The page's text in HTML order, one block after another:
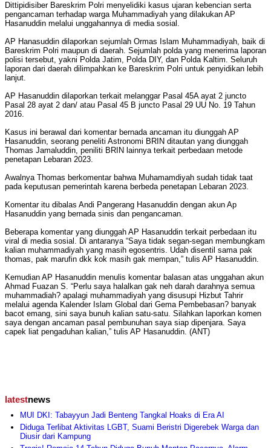
Dittipidisiber Bareskrim Polri menyelidiki kasus ujaran kebencian serta
pengancaman terhadap warga Muhammadiyah yang dilakukan AP
Hasanuddin melalui unggahannya di media sosial.
AP Hanasuddin dilaporkan sejumlah Ormas Islam Muhammadiyah, baik di
Bareskrim Polri maupun di daerah. Sejumlah polda yang menerima laporan
polisi tersebut, yakni Polda Jatim, Polda DIY, dan Polda Kaltim. Seluruh
laporan dari daerah dilimpahkan ke Bareskrim Polri untuk penyidikan lebih
lanjut.
AP Hasanuddin dilaporkan terkait melanggar Pasal 45A ayat 2 juncto
Pasal 28 ayat 2 dan/ atau Pasal 45 B juncto Pasal 29 UU No. 19 Tahun
2016.
Kasus ini berawal dari komentar bernada ancaman itu diunggah AP
Hasanuddin, seorang peneliti Astronomi BRIN ditautan yang diunggah
Thomas Jamaluddin, peniliti BRIN lainnya terkait perbedaan metode
penetapan Lebaran 2023.
Awalnya Thomas berkomentar bahwa Muhamamdiyah sudah tidak taat
pada keputusan pemerintah karena berbeda penetapan Lebaran 2023.
Komentar itu dibalas Andi Pangerang Hasanuddin dengan akun Ap
Hasanuddin yang bernada sinis dan pengancaman.
Beberapa komentar yang diunggah AP Hasanuddin terkait perbedaan itu
viral di media sosial. Di antaranya “Saya tidak segan-segan membungkam
kalian muhammadiyah yang masih egosentris. Udah disentil sama pak
thomas, pak marufin dkk kok masih gak mempan,” tulis AP Hasanuddin.
Kemudian AP Hasanuddin menulis komentar balasan atas unggahan akun
Ahmad Fuazan S. “Perlu saya halalkan gak neh darah darahnya semua
muhammadiah? apalagi muhammadiyah yang disusupi Hizbut Tahrir
melalui agenda Kalender Islam Global dari Gema Pembebasan? banyak
bacot emang, sini saya bunuh kalian satu-satu. Silahkan laporkan komen
saya dengan ancaman pasal pembunuhan saya siap dipenjara. Saya
capek liat pengaduhan kalian,” tulis AP Hasanuddin. (ANT)
latestnews
MUI DKI: Tabayyun Jadi Benteng Tangkal Hoaks di Era AI
Diduga Terlibat Aktivitas LGBT, Suami Beristri Digerebek Warga dan
Diusir dari Kampung